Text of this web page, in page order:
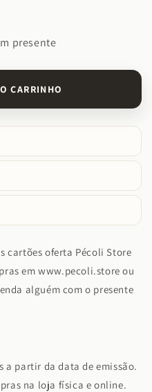
presente
CARRINHO
cartões oferta Pécoli Store
em www.pecoli.store ou
alguém com o presente
a partir da data de emissão.
na loja física e online.